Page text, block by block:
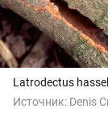
Latrodectus
Источник: Denis